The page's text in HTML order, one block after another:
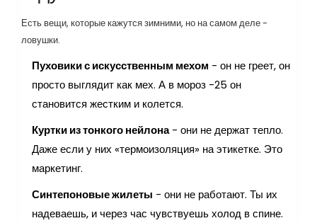
Есть вещи, которые кажутся зимними, но на самом деле -
ловушки.
Пуховики с искусственным мехом - он не греет, он
просто выглядит как мех. А в мороз -25 он
становится жестким и колется.
Куртки из тонкого нейлона- они не держат тепло.
Даже если у них «термоизоляция» на этикетке. Это
маркетинг.
Синтепоновые жилеты - они не работают. Ты их
надеваешь, и через час чувствуешь холод в спине.